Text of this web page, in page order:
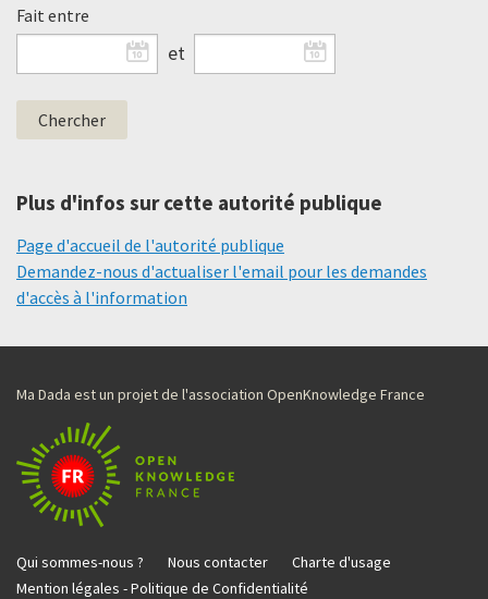
Fait entre
et
Plus d'infos sur cette autorité publique
Page d'accueil de l'autorité publique
Demandez-nous d'actualiser l'email pour les demandes
d'accès à l'information
Ma Dada est un projet de l'association OpenKnowledge France
Qui sommes-nous ? Nous contacter
Charte d'usage
Mention légales - Politique de Confidentialité